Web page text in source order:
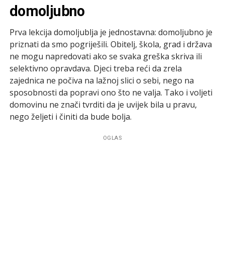
domoljubno
Prva lekcija domoljublja je jednostavna: domoljubno je
priznati da smo pogriješili. Obitelj, škola, grad i država
ne mogu napredovati ako se svaka greška skriva ili
selektivno opravdava. Djeci treba reći da zrela
zajednica ne počiva na lažnoj slici o sebi, nego na
sposobnosti da popravi ono što ne valja. Tako i voljeti
domovinu ne znači tvrditi da je uvijek bila u pravu,
nego željeti i činiti da bude bolja.
OGLAS